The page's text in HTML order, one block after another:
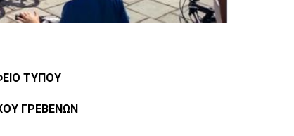
ΤΥΠΟΥ
ΓΡΕΒΕΝΩΝ